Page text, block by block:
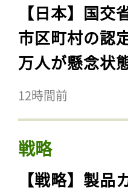
【日本】国
市区町村の認
万人が懸念状
12時間前
戦略
【戦略】製